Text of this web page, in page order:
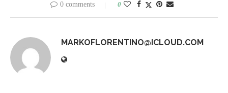
0 comments 0
MARKOFLORENTINO@ICLOUD.COM